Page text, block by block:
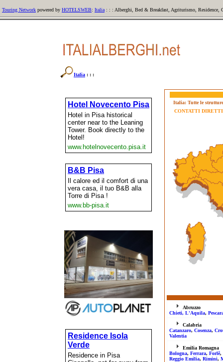
Touring Network powered by HOTELSWEB: Italia : : : Alberghi, Bed & Breakfast, Agriturismo, Residence,
Italia : : :
Italia: Tutte le
CONTATTI
Abruzzo
Chieti, L'Aquila,
Calabria
Catanzaro, Cosenza,
Valentia
Emilia Romagna
Bologna, Ferrara, Forlě,
Reggio Emilia, Rimini,